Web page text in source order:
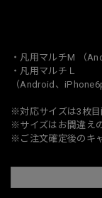
・凡用マルチM （
・凡用マルチＬ
（Android、
※対応サイズは3枚目
※サイズはお間違え
※ご注文確定後のキ